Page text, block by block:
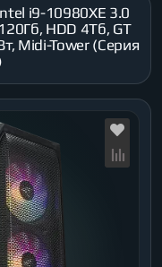
i9-10980XE 3.0
HDD 4Тб, GT
Midi-Tower (Серия